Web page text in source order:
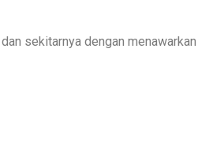
dan sekitarnya dengan menawarkan